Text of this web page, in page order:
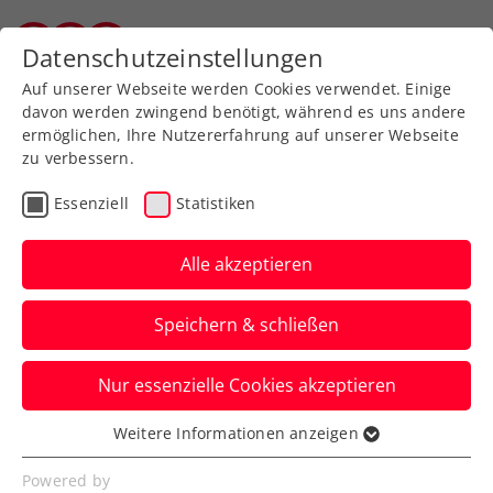
Zurück zur Newsübersicht
ATP
ATP Bastad: Misolic als
Top-100-Spieler zum
Heimspiel in Kitzbühel
Trotz einer Viertelfinalniederlage in
Schweden ist das nun erfreuliche
Gewissheit.
Verfasst von: Manuel Wachta, 18.07.2025
Datenschutzeinstellungen
Auf unserer Webseite werden Cookies verwendet. Einige
davon werden zwingend benötigt, während es uns andere
ermöglichen, Ihre Nutzererfahrung auf unserer Webseite
zu verbessern.
Essenziell Statistiken
Alle akzeptieren
Speichern & schließen
Nur essenzielle Cookies akzeptieren
Essenziell
Essenzielle Cookies werden für grundlegende
Weitere Informationen anzeigen
Powered by